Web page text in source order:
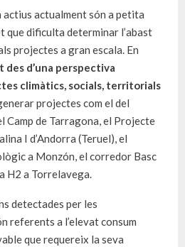
actius actualment són a petita
que dificulta determinar l’abast
projectes a gran escala. En
des d’una perspectiva
climàtics, socials, territorials
projectes com el del
Camp de Tarragona, el Projecte
I d’Andorra (Teruel), el
a Monzón, el corredor Basc
H2 a Torrelavega.
detectades per les
referents a l’elevat consum
que requereix la seva